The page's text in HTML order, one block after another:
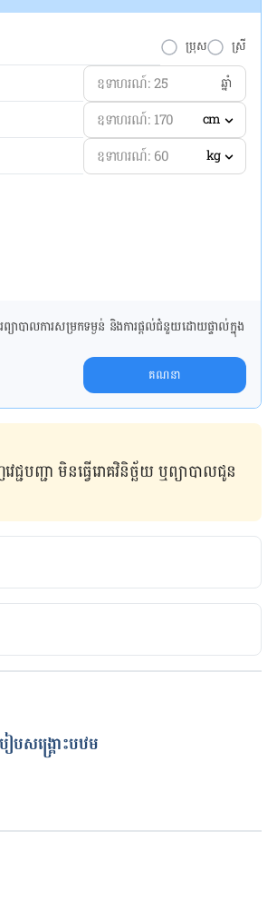
ប្រុស ស្រី
ឆ្នាំ
cm
kg
យា​បាល​ការសម្រក​ទម្ងន់ និងការផ្តល់ជំនួយដោយផ្ទាល់​ក្នុង​
គណនា
ញ្ជា មិន​ធ្វើ​រោគវិនិច្ឆ័យ ឬ​ព្យាបាល​ជូន​
ingredientmono-133-
Accessed January
បសង្គ្រោះបឋម